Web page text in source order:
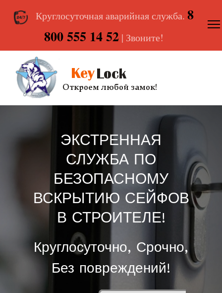
Круглосуточная аварийная служба. 8
800 555 14 52| Звоните!
ЭКСТРЕННАЯ
СЛУЖБА ПО
БЕЗОПАСНОМУ
ВСКРЫТИЮ СЕЙФОВ
В СТРОИТЕЛЕ!
Круглосуточно, Срочно,
Без повреждений!